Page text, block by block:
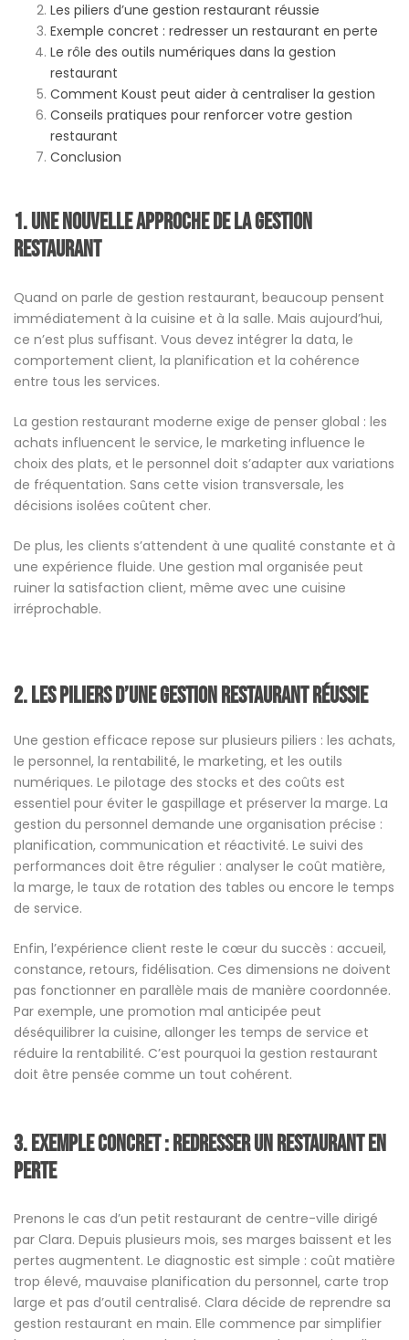
Les piliers d’une gestion restaurant réussie
Exemple concret : redresser un restaurant en perte
Le rôle des outils numériques dans la gestion
restaurant
Comment Koust peut aider à centraliser la gestion
Conseils pratiques pour renforcer votre gestion
restaurant
Conclusion
1. Une nouvelle approche de la gestion
restaurant
Quand on parle de gestion restaurant, beaucoup pensent
immédiatement à la cuisine et à la salle. Mais aujourd’hui,
ce n’est plus suffisant. Vous devez intégrer la data, le
comportement client, la planification et la cohérence
entre tous les services.
La gestion restaurant moderne exige de penser global : les
achats influencent le service, le marketing influence le
choix des plats, et le personnel doit s’adapter aux variations
de fréquentation. Sans cette vision transversale, les
décisions isolées coûtent cher.
De plus, les clients s’attendent à une qualité constante et à
une expérience fluide. Une gestion mal organisée peut
ruiner la satisfaction client, même avec une cuisine
irréprochable.
2. Les piliers d’une gestion restaurant réussie
Une gestion efficace repose sur plusieurs piliers : les achats,
le personnel, la rentabilité, le marketing, et les outils
numériques. Le pilotage des stocks et des coûts est
essentiel pour éviter le gaspillage et préserver la marge. La
gestion du personnel demande une organisation précise :
planification, communication et réactivité. Le suivi des
performances doit être régulier : analyser le coût matière,
la marge, le taux de rotation des tables ou encore le temps
de service.
Enfin, l’expérience client reste le cœur du succès : accueil,
constance, retours, fidélisation. Ces dimensions ne doivent
pas fonctionner en parallèle mais de manière coordonnée.
Par exemple, une promotion mal anticipée peut
déséquilibrer la cuisine, allonger les temps de service et
réduire la rentabilité. C’est pourquoi la gestion restaurant
doit être pensée comme un tout cohérent.
3. Exemple concret : redresser un restaurant en
perte
Prenons le cas d’un petit restaurant de centre-ville dirigé
par Clara. Depuis plusieurs mois, ses marges baissent et les
pertes augmentent. Le diagnostic est simple : coût matière
trop élevé, mauvaise planification du personnel, carte trop
large et pas d’outil centralisé. Clara décide de reprendre sa
gestion restaurant en main. Elle commence par simplifier